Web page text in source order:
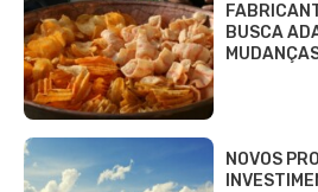
BUSCA
NOVOS